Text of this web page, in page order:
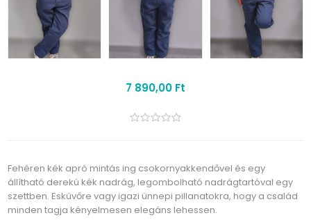
7 890,00 Ft
Fehéren kék apró mintás ing csokornyakkendővel és egy
állítható derekú kék nadrág, legombolható nadrágtartóval egy
szettben. Esküvőre vagy igazi ünnepi pillanatokra, hogy a család
minden tagja kényelmesen elegáns lehessen.